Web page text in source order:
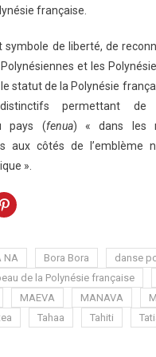
française.
symbole de liberté, de
et les
statut de la Polynésie
permettant de
pays (fenua) « dans les
aux côtés de l’emblème
»
NA Bora Bora
danse
de la Polynésie française
MAEVA MANAVA
Tahaa Tahiti